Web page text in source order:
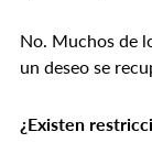
No. Muchos de
un deseo se
¿Existen